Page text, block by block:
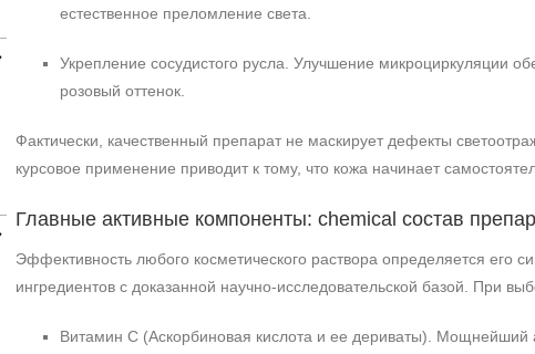
естественное преломление света.
Укрепление сосудистого русла. Улучшение микроциркуляции
розовый оттенок.
Фактически, качественный препарат не маскирует дефекты
курсовое применение приводит к тому, что кожа начинает
Главные активные компоненты: chemical состав
Эффективность любого косметического раствора определяется его
ингредиентов с доказанной научно-исследовательской базой. При
Витамин C (Аскорбиновая кислота и ее дериваты). Мощнейший